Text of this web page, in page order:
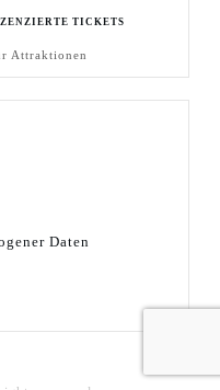
TICKETS
Attraktionen
Daten